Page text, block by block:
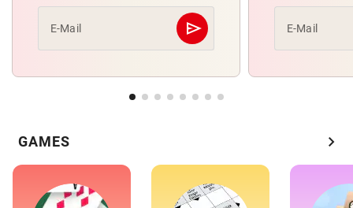
E-Mail send
Abschicken E-Mail
GAMES chevron_right